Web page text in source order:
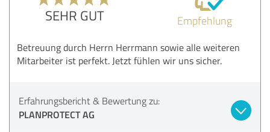
SEHR GUT Empfehlung
Betreuung durch Herrn Herrmann sowie alle weiteren
Mitarbeiter ist perfekt. Jetzt fühlen wir uns sicher.
Erfahrungsbericht & Bewertung zu:
PLANPROTECT AG